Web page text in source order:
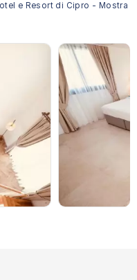
e Resort di Cipro - Mostra